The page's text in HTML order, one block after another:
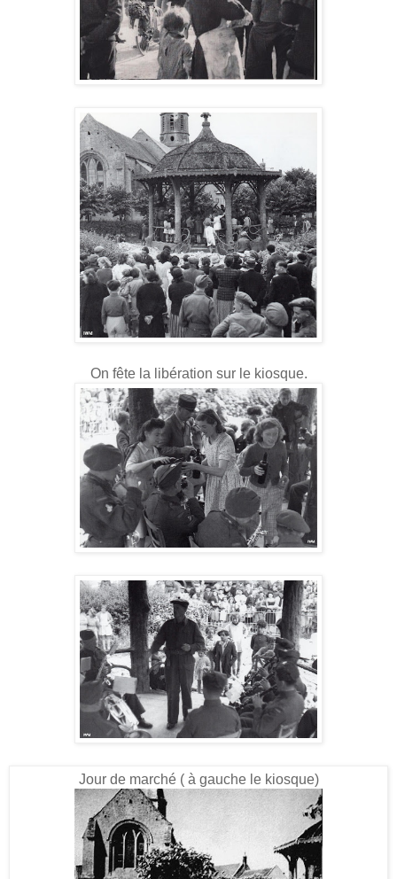
On fête la libération sur le kiosque.
Jour de marché ( à gauche le kiosque)